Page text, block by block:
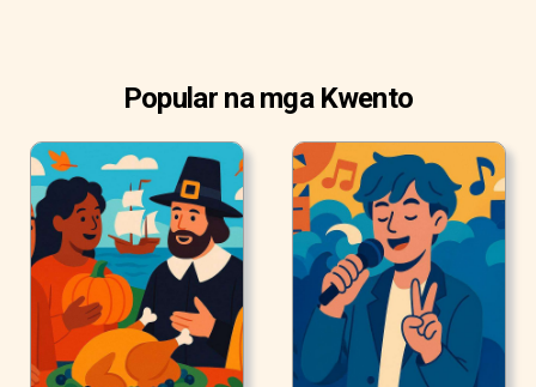
Popular na mga Kwento